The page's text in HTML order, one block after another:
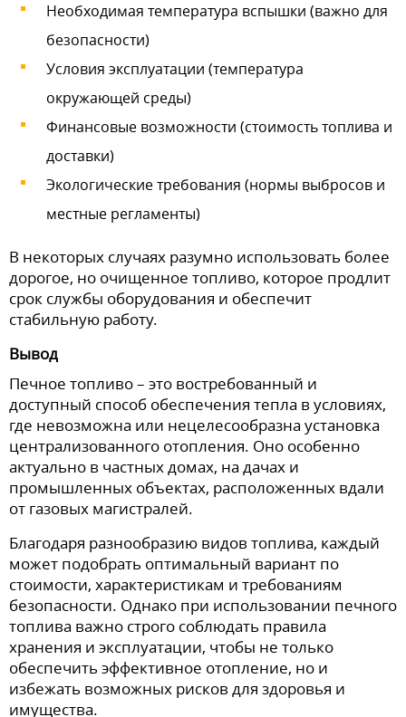
Необходимая температура вспышки (важно для
безопасности)
Условия эксплуатации (температура
окружающей среды)
Финансовые возможности (стоимость топлива и
доставки)
Экологические требования (нормы выбросов и
местные регламенты)
В некоторых случаях разумно использовать более
дорогое, но очищенное топливо, которое продлит
срок службы оборудования и обеспечит
стабильную работу.
Вывод
Печное топливо – это востребованный и
доступный способ обеспечения тепла в условиях,
где невозможна или нецелесообразна установка
централизованного отопления. Оно особенно
актуально в частных домах, на дачах и
промышленных объектах, расположенных вдали
от газовых магистралей.
Благодаря разнообразию видов топлива, каждый
может подобрать оптимальный вариант по
стоимости, характеристикам и требованиям
безопасности. Однако при использовании печного
топлива важно строго соблюдать правила
хранения и эксплуатации, чтобы не только
обеспечить эффективное отопление, но и
избежать возможных рисков для здоровья и
имущества.